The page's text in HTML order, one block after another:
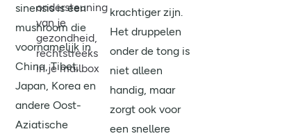
sinensis is een
mushroom die
voornamelijk in
China, Tibet,
Japan, Korea en
andere Oost-
Aziatische
krachtiger zijn.
Het druppelen
onder de tong is
niet alleen
handig, maar
zorgt ook voor
een snellere
ondersteuning
van je
gezondheid,
rechtstreeks
in je mailbox